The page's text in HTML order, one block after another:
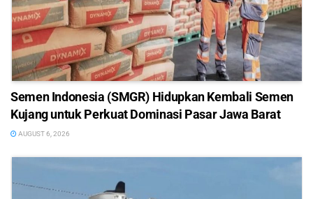
Semen Indonesia (SMGR) Hidupkan Kembali Semen
Kujang untuk Perkuat Dominasi Pasar Jawa Barat
AUGUST 6, 2026